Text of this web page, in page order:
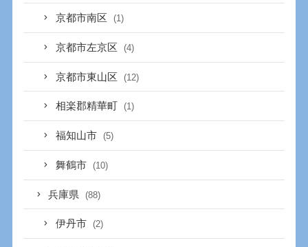
京都市南区 (1)
京都市左京区 (4)
京都市東山区 (12)
相楽郡精華町 (1)
福知山市 (5)
舞鶴市 (10)
兵庫県 (88)
伊丹市 (2)